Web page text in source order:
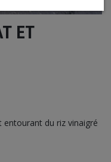
ET
entourant du riz vinaigré